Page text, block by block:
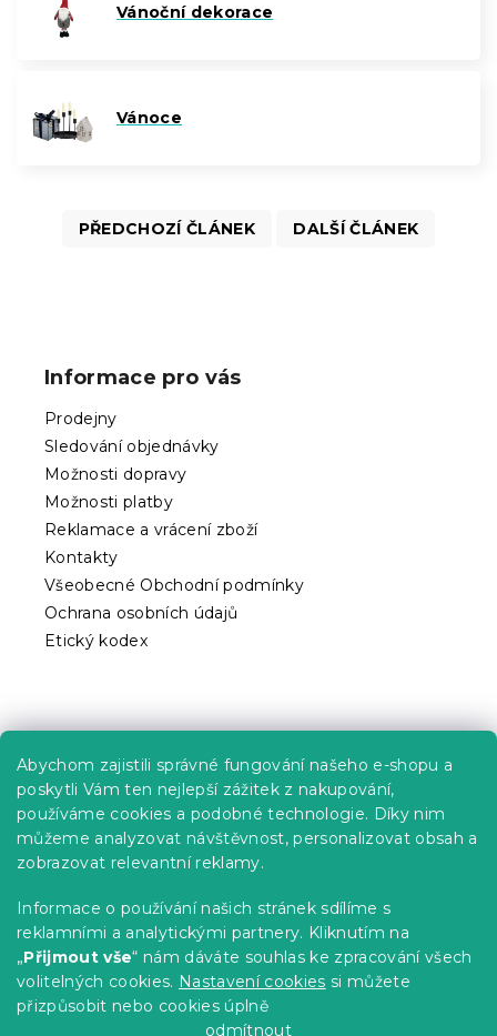
Abychom zajistili správné fungování našeho e-shopu a
poskytli Vám ten nejlepší zážitek z nakupování,
používáme cookies a podobné technologie. Díky nim
můžeme analyzovat návštěvnost, personalizovat obsah a
zobrazovat relevantní reklamy.
Informace o používání našich stránek sdílíme s
reklamními a analytickými partnery. Kliknutím na
„Přijmout vše“ nám dáváte souhlas ke zpracování všech
volitelných cookies. Nastavení cookies si můžete
přizpůsobit nebo cookies úplně
odmítnout
Vánoční dekorace
Vánoce
PŘEDCHOZÍ ČLÁNEK DALŠÍ ČLÁNEK
Informace pro vás
Prodejny
Sledování objednávky
Možnosti dopravy
Možnosti platby
Reklamace a vrácení zboží
Kontakty
Všeobecné Obchodní podmínky
Ochrana osobních údajů
Etický kodex
Kariéra
Poptávky a B2B spolupráce
Proč se u nás registrovat?
Věrnostní program - Sleva až 10 %
Návody
Tabulky velikostí
Blog